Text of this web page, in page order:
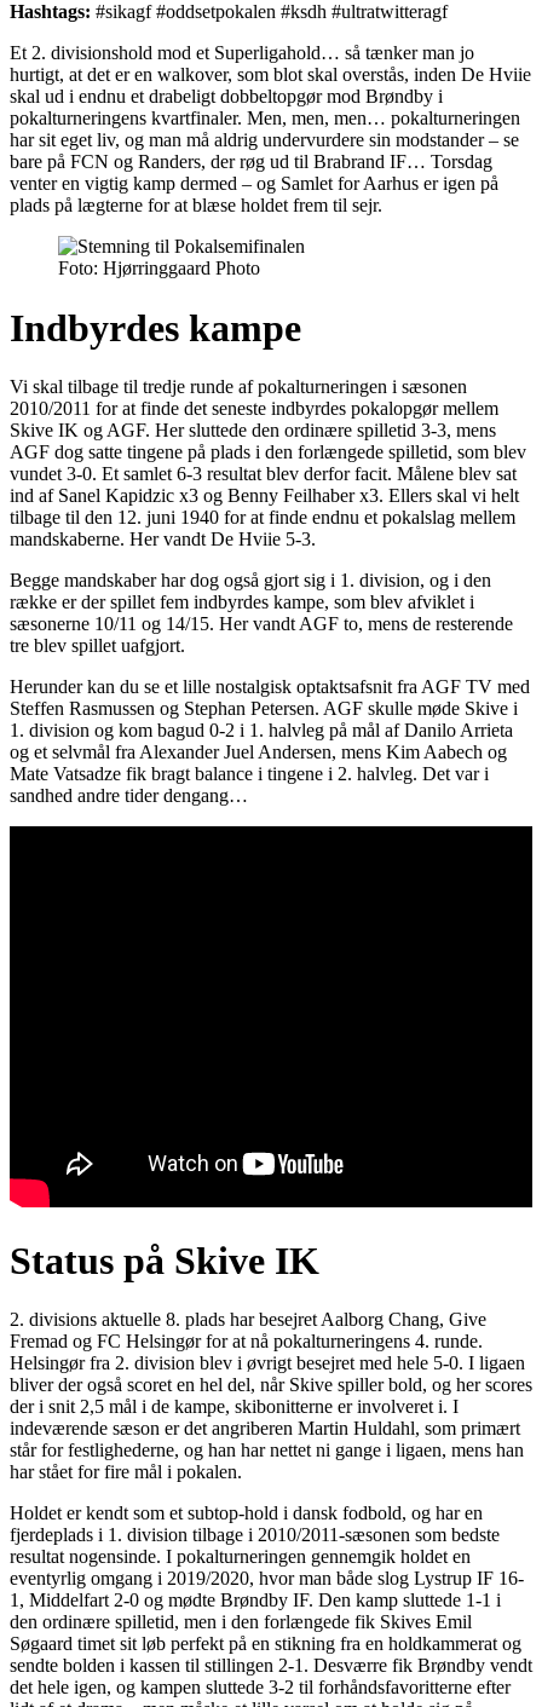
Hashtags: #sikagf #oddsetpokalen #ksdh #ultratwitteragf
Et 2. divisionshold mod et Superligahold… så tænker man jo
hurtigt, at det er en walkover, som blot skal overstås, inden De Hviie
skal ud i endnu et drabeligt dobbeltopgør mod Brøndby i
pokalturneringens kvartfinaler. Men, men, men… pokalturneringen
har sit eget liv, og man må aldrig undervurdere sin modstander – se
bare på FCN og Randers, der røg ud til Brabrand IF… Torsdag
venter en vigtig kamp dermed – og Samlet for Aarhus er igen på
plads på lægterne for at blæse holdet frem til sejr.
Foto: Hjørringgaard Photo
Indbyrdes kampe
Vi skal tilbage til tredje runde af pokalturneringen i sæsonen
2010/2011 for at finde det seneste indbyrdes pokalopgør mellem
Skive IK og AGF. Her sluttede den ordinære spilletid 3-3, mens
AGF dog satte tingene på plads i den forlængede spilletid, som blev
vundet 3-0. Et samlet 6-3 resultat blev derfor facit. Målene blev sat
ind af Sanel Kapidzic x3 og Benny Feilhaber x3. Ellers skal vi helt
tilbage til den 12. juni 1940 for at finde endnu et pokalslag mellem
mandskaberne. Her vandt De Hviie 5-3.
Begge mandskaber har dog også gjort sig i 1. division, og i den
række er der spillet fem indbyrdes kampe, som blev afviklet i
sæsonerne 10/11 og 14/15. Her vandt AGF to, mens de resterende
tre blev spillet uafgjort.
Herunder kan du se et lille nostalgisk optaktsafsnit fra AGF TV med
Steffen Rasmussen og Stephan Petersen. AGF skulle møde Skive i
1. division og kom bagud 0-2 i 1. halvleg på mål af Danilo Arrieta
og et selvmål fra Alexander Juel Andersen, mens Kim Aabech og
Mate Vatsadze fik bragt balance i tingene i 2. halvleg. Det var i
sandhed andre tider dengang…
Status på Skive IK
2. divisions aktuelle 8. plads har besejret Aalborg Chang, Give
Fremad og FC Helsingør for at nå pokalturneringens 4. runde.
Helsingør fra 2. division blev i øvrigt besejret med hele 5-0. I ligaen
bliver der også scoret en hel del, når Skive spiller bold, og her scores
der i snit 2,5 mål i de kampe, skibonitterne er involveret i. I
indeværende sæson er det angriberen Martin Huldahl, som primært
står for festlighederne, og han har nettet ni gange i ligaen, mens han
har stået for fire mål i pokalen.
Holdet er kendt som et subtop-hold i dansk fodbold, og har en
fjerdeplads i 1. division tilbage i 2010/2011-sæsonen som bedste
resultat nogensinde. I pokalturneringen gennemgik holdet en
eventyrlig omgang i 2019/2020, hvor man både slog Lystrup IF 16-
1, Middelfart 2-0 og mødte Brøndby IF. Den kamp sluttede 1-1 i
den ordinære spilletid, men i den forlængede fik Skives Emil
Søgaard timet sit løb perfekt på en stikning fra en holdkammerat og
sendte bolden i kassen til stillingen 2-1. Desværre fik Brøndby vendt
det hele igen, og kampen sluttede 3-2 til forhåndsfavoritterne efter